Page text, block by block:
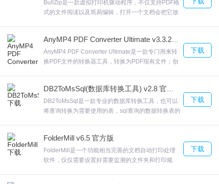
下载体验。
BullZip是一款虚拟打印机驱动程序，不仅支持PDF格
式的文件阅读以及简易编辑，打开一个文档会把它放
欢迎来合众软件园下载体验。
AnyMP4 PDF Converter Ultimate是一款专门用来转
换PDF文件的转换器工具，转换为PDF现有文件；创
他格式来打开哦！欢迎来合众软件园下载体验。
下载
DB2ToMsSql是一款专业的数据库转换工具，也可以
将查询转换为需要使用的表，sql查询的数据转换表的
软件园下载体验。
下载
FolderMill v6.5 官方版
FolderMill是一个功能相当完善的文档自动打印处理
软件，仅仅需要设置好需要监测的文件夹和打印规
下载